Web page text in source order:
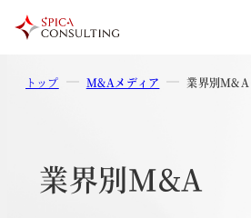
トップ M&Aメディア 業界別M&A
業界別M&A